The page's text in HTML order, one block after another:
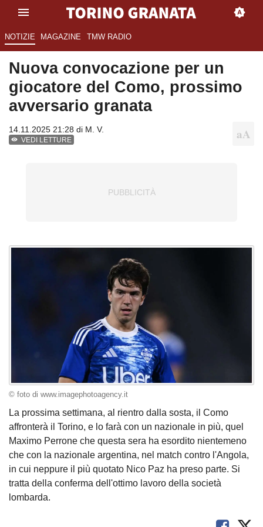
NOTIZIE MAGAZINE TMW RADIO
Nuova convocazione per un
giocatore del Como, prossimo
avversario granata
14.11.2025 21:28 di M. V.
VEDI LETTURE
© foto di www.imagephotoagency.it
La prossima settimana, al rientro dalla sosta, il Como
affronterà il Torino, e lo farà con un nazionale in più, quel
Maximo Perrone che questa sera ha esordito nientemeno
che con la nazionale argentina, nel match contro l'Angola,
in cui neppure il più quotato Nico Paz ha preso parte. Si
tratta della conferma dell'ottimo lavoro della società
lombarda.